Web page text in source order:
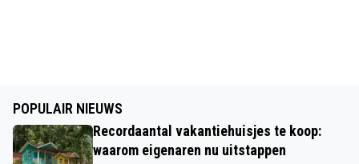
POPULAIR NIEUWS
Recordaantal vakantiehuisjes te koop:
waarom eigenaren nu uitstappen